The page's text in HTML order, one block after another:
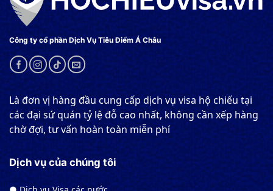
Công ty cổ phần Dịch Vụ Tiêu Điểm Á Châu
Là đơn vị hàng đầu cung cấp dịch vụ visa hộ chiếu tại
các đại sứ quán tỷ lệ đỗ cao nhất, không cần xếp hàng
chờ đợi, tư vấn hoàn toàn miễn phí
Dịch vụ của chúng tôi